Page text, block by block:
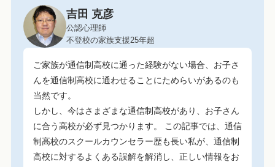
吉田 克彦
公認心理師
不登校の家族支援25年超
ご家族が通信制高校に通った経験がない場合、お子さ
んを通信制高校に通わせることにためらいがあるのも
当然です。
しかし、今はさまざまな通信制高校があり、お子さん
に合う高校が必ず見つかります。 この記事では、通信
制高校のスクールカウンセラー歴も長い私が、通信制
高校に対するよくある誤解を解消し、正しい情報をお